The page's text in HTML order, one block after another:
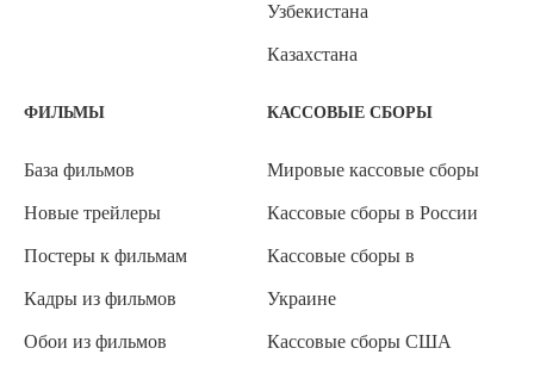
Узбекистана
Казахстана
ФИЛЬМЫ
База фильмов
Новые трейлеры
Постеры к фильмам
Кадры из фильмов
Обои из фильмов
КАССОВЫЕ СБОРЫ
Мировые кассовые сборы
Кассовые сборы в России
Кассовые сборы в
Украине
Кассовые сборы США